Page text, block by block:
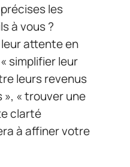
les
à vous ?
attente en
simplifier leur
leurs revenus
», « trouver une
clarté
à affiner votre